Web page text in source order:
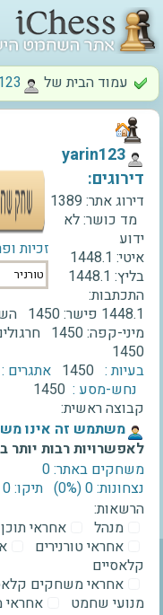
עמוד הבית של
זכיות
טורניר
‫yarin123‬
דירוגים:
דירוג אתר:1389
מד כושר:לא
ידוע
איטי: 1448.1
בליץ: 1448.1
התכתבות:
1448.1 פישר:1450
מיני-קפה:1450
1450
בעיות : 1450 אתגרים :
נחש-מסע : 1450
קבוצה ראשית:
‫משתמש זה אינו
לאפשרויות רבות יותר
משחקים באתר: 0
נצחונות: 0 ‫(0%)‬
תיקו: 0 ‫(0%)‬
הרשאות:
מנהל
אחראי תוכן
אחראי טורנירים
קלאסיים
אחראי משחקים
מנועי שחמט